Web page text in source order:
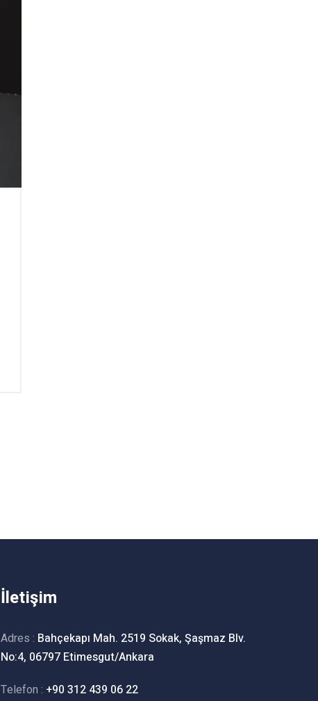
İletişim
Adres : Bahçekapı Mah. 2519 Sokak, Şaşmaz Blv.
No:4, 06797 Etimesgut/Ankara
Telefon : +90 312 439 06 22